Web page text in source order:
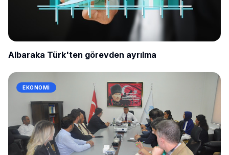
Albaraka Türk'ten görevden ayrılma
EKONOMI